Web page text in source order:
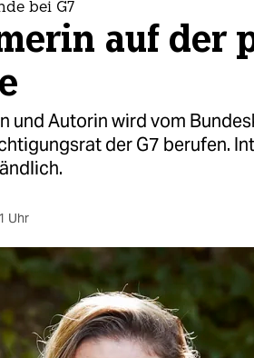
bei G7
auf der
und Autorin wird vom
der G7 berufen.
Uhr